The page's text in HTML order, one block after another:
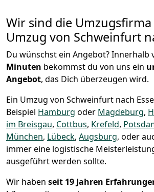
Wir sind die
Umzug von Schweinfurt
Du wünschst ein Angebot? Innerhalb
Minuten bekommst du von uns ein
Angebot, das Dich überzeugen wird.
Ein Umzug von Schweinfurt nach
Beispiel Hamburg oder Magdeburg,
im Breisgau, Cottbus, Krefeld,
München, Lübeck, Augsburg, oder
immer eine logistische
ausgeführt werden sollte.
Wir haben seit 19 Jahren